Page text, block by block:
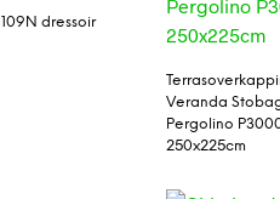
dressoir
Veranda
Pergolino
250x225cm